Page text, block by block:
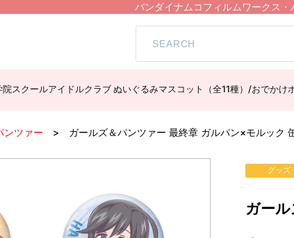
バンダイナムコフィルムワークス
院スクールアイドルクラブ ぬいぐるみマスコット（全11種）/おでか
ンツァー ガールズ＆パンツァー 最終章 ガルパン×モルック
グッズ
ガー